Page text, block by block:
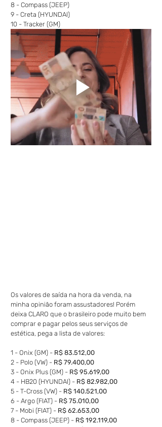
8 - Compass (JEEP)
9 - Creta (HYUNDAI)
10 - Tracker (GM)
Os valores de saída na hora da venda, na
minha opinião foram assustadores! Porém
deixa CLARO que o brasileiro pode muito bem
comprar e pagar pelos seus serviços de
estética, pega a lista de valores:
1 - Onix (GM) - R$ 83.512,00
2 - Polo (VW) - R$ 79.400,00
3 - Onix Plus (GM) - R$ 95.619,00
4 - HB20 (HYUNDAI) - R$ 82.982,00
5 - T-Cross (VW) - R$ 140.521,00
6 - Argo (FIAT) - R$ 75.010,00
7 - Mobi (FIAT) - R$ 62.653,00
8 - Compass (JEEP) - R$ 192.119,00